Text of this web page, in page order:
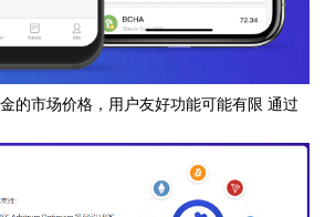
的市场价格，用户友好功能可能有限 通过